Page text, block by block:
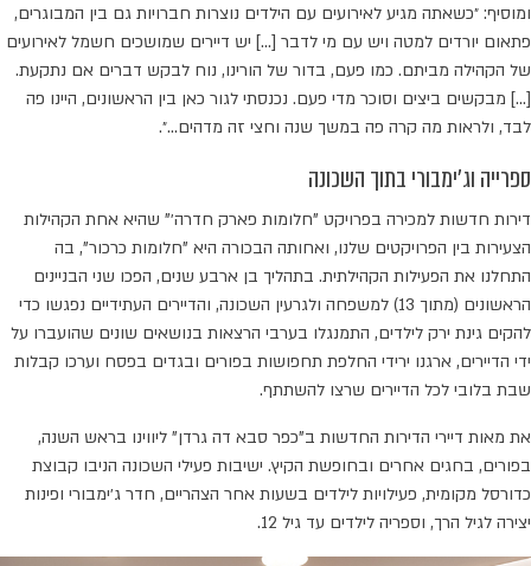
ומוסיף: ״כשאתה מגיע לאירועים עם הילדים נוצרות חברויות גם בין המבוגרים,
פתאום יורדים למטה ויש עם מי לדבר […] יש דיירים שמושכים חשמל לאירועים
של הקהילה מביתם. כמו פעם, בדור של הורינו, נוח לבקש דברים אם נתקעת.
[…] מבקשים ביצים וסוכר מדי פעם. נכנסתי לגור כאן בין הראשונים, היינו פה
לבד, ולראות מה קרה פה במשך שנה וחצי זה מדהים…״.
ספרייה וג'ימבורי בתוך השכונה
דירות חדשות למכירה בפרויקט "חלומות פארק חדרה׳" שהיא אחת הקהילות
הצעירות בין הפרויקטים שלנו, ואחותה הבכורה היא "חלומות כרכור", בה
התחלנו את הפעילות הקהילתית. בתהליך בן ארבע שנים, הפכו שני הבניינים
הראשונים (מתוך 13) למשפחה ולגרעין השכונה, והדיירים העתידיים נפגשו כדי
להקים גינת ירק לילדים, התמנגלו בערבי הרצאות בנושאים שונים שהועברו על
ידי הדיירים, ארגנו ירידי החלפת תחפושות בפורים ובגדים בפסח וערכו קבלות
שבת בלובי לכל הדיירים שרצו להשתתף.
את מאות דיירי הדירות החדשות ב"כפר סבא דה גרדן" ליווינו בראש השנה,
בפורים, בחגים אחרים ובחופשת הקיץ. ישיבות פעילי השכונה הניבו קבוצת
כדורסל מקומית, פעילויות לילדים בשעות אחר הצהריים, חדר ג׳ימבורי ופינות
יצירה לגיל הרך, וספריה לילדים עד גיל 12.